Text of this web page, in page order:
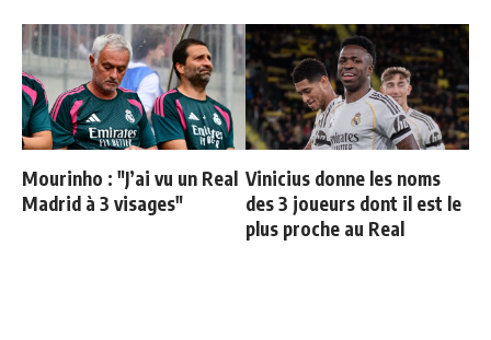
Mourinho : "J’ai vu un Real
Madrid à 3 visages"
Vinicius donne les noms
des 3 joueurs dont il est le
plus proche au Real